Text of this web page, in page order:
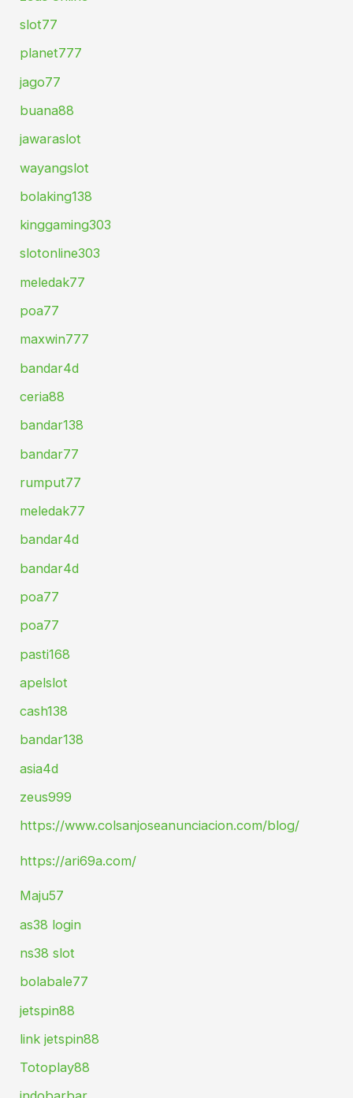
slot77
planet777
jago77
buana88
jawaraslot
wayangslot
bolaking138
kinggaming303
slotonline303
meledak77
poa77
maxwin777
bandar4d
ceria88
bandar138
bandar77
rumput77
meledak77
bandar4d
bandar4d
poa77
poa77
pasti168
apelslot
cash138
bandar138
asia4d
zeus999
https://www.colsanjoseanunciacion.com/blog/
https://ari69a.com/
Maju57
as38 login
ns38 slot
bolabale77
jetspin88
link jetspin88
Totoplay88